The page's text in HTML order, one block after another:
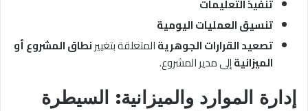
تنفيذ التعليمات
تنسيق العمليات اليومية
تصعيد القرارات الجوهريةالمتعلقة بتغييرنطاق المشروع أو
الميزانيةإلى مدير المشروع.
إدارة الموارد والميزانية: السيطرة